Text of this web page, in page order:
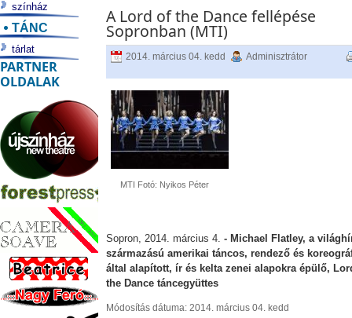
A Lord of the Dance fellépése
Sopronban (MTI)
2014. március 04. kedd Adminisztrátor
MTI Fotó: Nyikos Péter
Sopron, 2014. március 4. - Michael Flatley, a
származású amerikai táncos, rendező és
által alapított, ír és kelta zenei alapokra épülő,
the Dance táncegyüttes
Módosítás dátuma: 2014. március 04. kedd
színház
TÁNC
tárlat
PARTNER
OLDALAK